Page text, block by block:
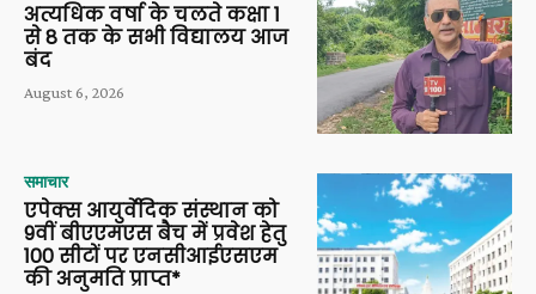
अत्यधिक वर्षा के चलते कक्षा 1
से 8 तक के सभी विद्यालय आज
बंद
August 6, 2026
समाचार
एपेक्स आयुर्वेदिक संस्थान को
9वीं बीएएमएस बैच में प्रवेश हेतु
100 सीटों पर एनसीआईएसएम
की अनुमति प्राप्त*